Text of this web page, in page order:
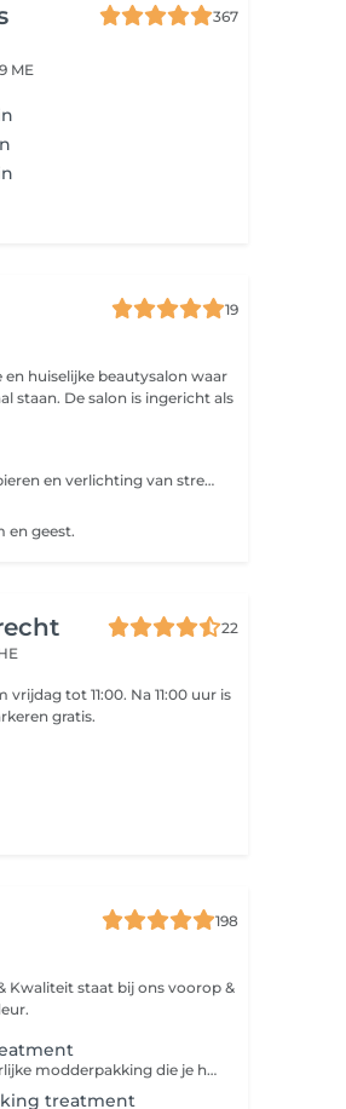
367
ME
19
en huiselijke beautysalon waar
staan. De salon is ingericht als
Voor ontspanning van gespannen spieren en verlichting van stress.
en geest.
22
Na 11:00 uur is
is parkeren gratis.
198
Kwaliteit staat bij ons voorop &
Bij deze behandeling krijg je een heerlijke modderpakking die je hoofdhuid kalmeerd , minder snel vettig maakt of roos behandeld. Daarna kun jij heerlijk genieten van een heerlijke headspa treatment die je haar versterkt en de kwaliteit van je haar verbetert
treatment